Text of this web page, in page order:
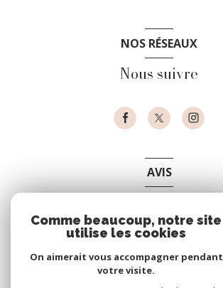
NOS RÉSEAUX
Nous suivre
AVIS
Comme beaucoup, notre site
utilise les cookies
On aimerait vous accompagner pendant
votre visite.